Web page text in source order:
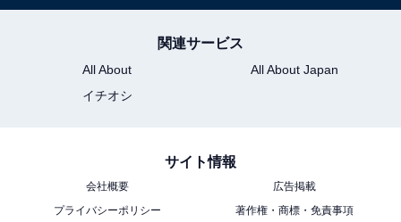
※回答者からのコメントは原文ママです
※記事内容は執筆時点のものです.最新の内容をご確認く
関連サービス
All About
All About Japan
イチオシ
サイト情報
会社概要
広告掲載
プライバシーポリシー
著作権・商標・免責事項